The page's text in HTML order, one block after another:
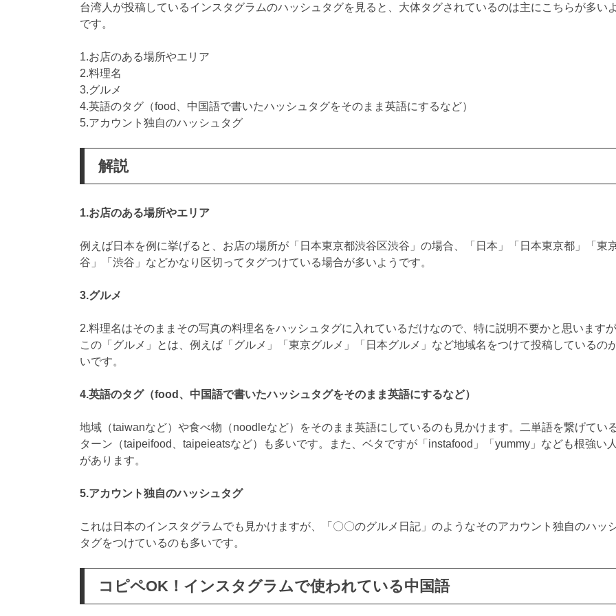
台湾人が投稿しているインスタグラムのハッシュタグを見ると、大体タグされているのは主にこちらが多い
です。
1.お店のある場所やエリア
2.料理名
3.グルメ
4.英語のタグ（food、中国語で書いたハッシュタグをそのまま英語にするなど）
5.アカウント独自のハッシュタグ
解説
1.お店のある場所やエリア
例えば日本を例に挙げると、お店の場所が「日本東京都渋谷区渋谷」の場合、「日本」「日本東京都」「東
谷」「渋谷」などかなり区切ってタグつけている場合が多いようです。
3.グルメ
2.料理名はそのままその写真の料理名をハッシュタグに入れているだけなので、特に説明不要かと思いますが
この「グルメ」とは、例えば「グルメ」「東京グルメ」「日本グルメ」など地域名をつけて投稿しているの
いです。
4.英語のタグ（food、中国語で書いたハッシュタグをそのまま英語にするなど）
地域（taiwanなど）や食べ物（noodleなど）をそのまま英語にしているのも見かけます。二単語を繋げてい
ターン（taipeifood、taipeieatsなど）も多いです。また、ベタですが「instafood」「yummy」なども根強い
があります。
5.アカウント独自のハッシュタグ
これは日本のインスタグラムでも見かけますが、「〇〇のグルメ日記」のようなそのアカウント独自のハッ
タグをつけているのも多いです。
コピペOK！インスタグラムで使われている中国語